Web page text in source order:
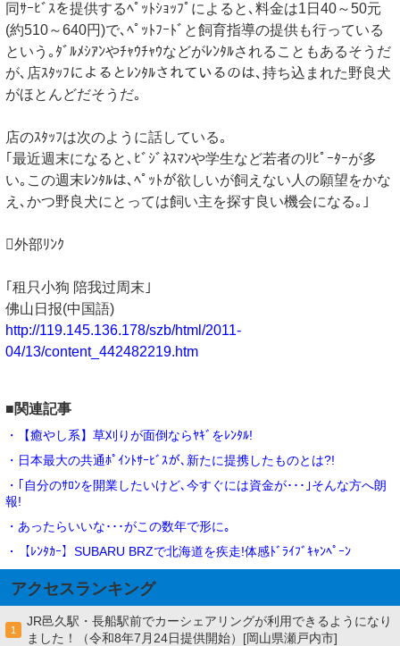
同ｻｰﾋﾞｽを提供するﾍﾟｯﾄｼｮｯﾌﾟによると､料金は1日40～50元
(約510～640円)で､ﾍﾟｯﾄﾌｰﾄﾞと飼育指導の提供も行っている
という｡ﾀﾞﾙﾒｼｱﾝやﾁｬｳﾁｬｳなどがﾚﾝﾀﾙされることもあるそうだ
が､店ｽﾀｯﾌによるとﾚﾝﾀﾙされているのは､持ち込まれた野良犬
がほとんどだそうだ｡
店のｽﾀｯﾌは次のように話している｡
｢最近週末になると､ﾋﾞｼﾞﾈｽﾏﾝや学生など若者のﾘﾋﾟｰﾀｰが多
い｡この週末ﾚﾝﾀﾙは､ﾍﾟｯﾄが欲しいが飼えない人の願望をかな
え､かつ野良犬にとっては飼い主を探す良い機会になる｡｣
外部ﾘﾝｸ
｢租只小狗 陪我过周末｣
佛山日报(中国語)
http://119.145.136.178/szb/html/2011-
04/13/content_442482219.htm
■関連記事
・【癒やし系】草刈りが面倒ならﾔｷﾞをﾚﾝﾀﾙ!
・日本最大の共通ﾎﾟｲﾝﾄｻｰﾋﾞｽが､新たに提携したものとは?!
・｢自分のｻﾛﾝを開業したいけど､今すぐには資金が･･･｣そんな方へ朗
報!
・あったらいいな･･･がこの数年で形に｡
・【ﾚﾝﾀｶｰ】SUBARU BRZで北海道を疾走!体感ﾄﾞﾗｲﾌﾞｷｬﾝﾍﾟｰﾝ
アクセスランキング
1
JR邑久駅・長船駅前でカーシェアリングが利用できるようになり
ました！（令和8年7月24日提供開始）[岡山県瀬戸内市]